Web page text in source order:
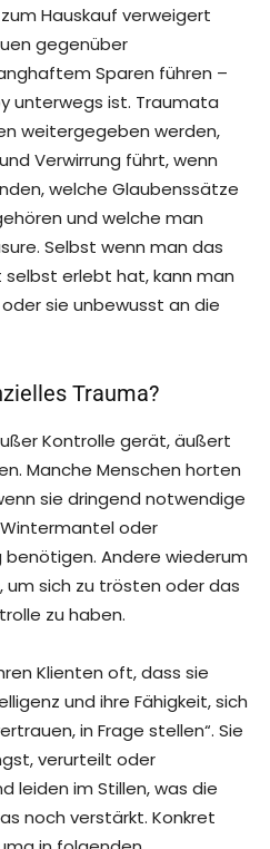
Hauskauf verweigert
gegenüber
Sparen führen –
unterwegs ist. Traumata
weitergegeben werden,
Verwirrung führt, wenn
welche Glaubenssätze
und welche man
Selbst wenn man das
selbst erlebt hat, kann man
sie unbewusst an die
Trauma?
Kontrolle gerät, äußert
Manche Menschen horten
sie dringend notwendige
oder
Andere wiederum
um sich zu trösten oder das
zu haben.
Klienten oft, dass sie
und ihre Fähigkeit, sich
in Frage stellen“. Sie
verurteilt oder
leiden im Stillen, was die
noch verstärkt. Konkret